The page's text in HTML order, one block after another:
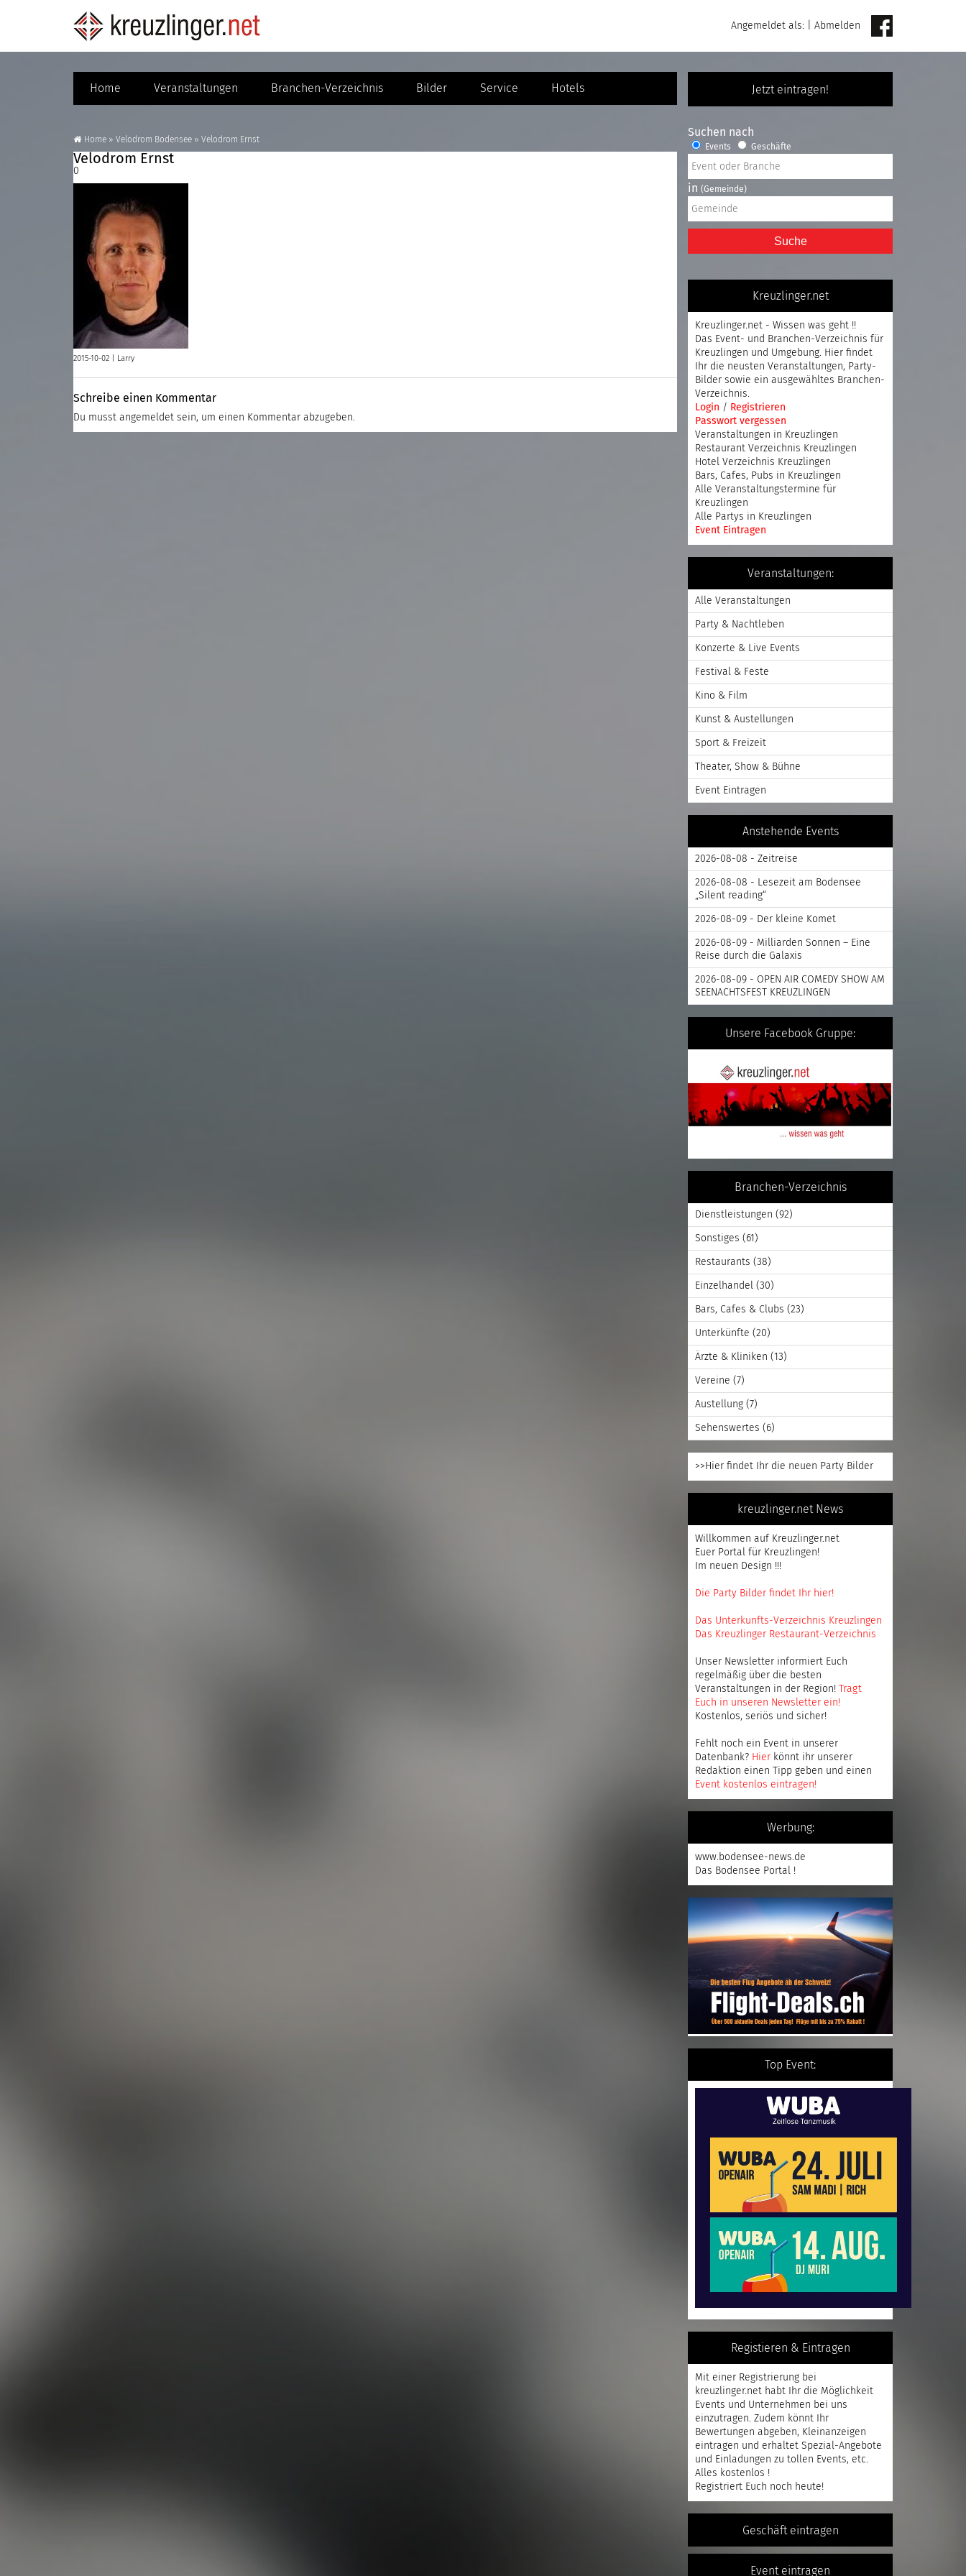
Angemeldet als: Abmelden
Jetzt eintragen!
Home Veranstaltungen Branchen-Verzeichnis Bilder Service Hotels
Home » Velodrom Bodensee » Velodrom Ernst
Velodrom Ernst
0
2015-10-02 | Larry
Schreibe einen Kommentar
Du musst angemeldet sein, um einen Kommentar abzugeben.
Suchen nach
Events Geschäfte
in (Gemeinde)
Suche
Kreuzlinger.net
Kreuzlinger.net - Wissen was geht !!
Das Event- und Branchen-Verzeichnis für
Kreuzlingen und Umgebung. Hier findet
Ihr die neusten Veranstaltungen, Party-
Bilder sowie ein ausgewähltes Branchen-
Verzeichnis.
Login / Registrieren
Passwort vergessen
Veranstaltungen in Kreuzlingen
Restaurant Verzeichnis Kreuzlingen
Hotel Verzeichnis Kreuzlingen
Bars, Cafes, Pubs in Kreuzlingen
Alle Veranstaltungstermine für
Kreuzlingen
Alle Partys in Kreuzlingen
Event Eintragen
Veranstaltungen:
Alle Veranstaltungen
Party & Nachtleben
Konzerte & Live Events
Festival & Feste
Kino & Film
Kunst & Austellungen
Sport & Freizeit
Theater, Show & Bühne
Event Eintragen
Anstehende Events
2026-08-08 - Zeitreise
2026-08-08 - Lesezeit am Bodensee
„Silent reading“
2026-08-09 - Der kleine Komet
2026-08-09 - Milliarden Sonnen – Eine
Reise durch die Galaxis
2026-08-09 - OPEN AIR COMEDY SHOW AM
SEENACHTSFEST KREUZLINGEN
Unsere Facebook Gruppe:
Branchen-Verzeichnis
Dienstleistungen (92)
Sonstiges (61)
Restaurants (38)
Einzelhandel (30)
Bars, Cafes & Clubs (23)
Unterkünfte (20)
Ärzte & Kliniken (13)
Vereine (7)
Austellung (7)
Sehenswertes (6)
>>Hier findet Ihr die neuen Party Bilder
kreuzlinger.net News
Willkommen auf Kreuzlinger.net
Euer Portal für Kreuzlingen!
Im neuen Design !!!
Die Party Bilder findet Ihr hier!
Das Unterkunfts-Verzeichnis Kreuzlingen
Das Kreuzlinger Restaurant-Verzeichnis
Unser Newsletter informiert Euch
regelmäßig über die besten
Veranstaltungen in der Region! Tragt
Euch in unseren Newsletter ein!
Kostenlos, seriös und sicher!
Fehlt noch ein Event in unserer
Datenbank? Hier könnt ihr unserer
Redaktion einen Tipp geben und einen
Event kostenlos eintragen!
Werbung:
www.bodensee-news.de
Das Bodensee Portal !
Top Event:
Registieren & Eintragen
Mit einer Registrierung bei
kreuzlinger.net habt Ihr die Möglichkeit
Events und Unternehmen bei uns
einzutragen. Zudem könnt Ihr
Bewertungen abgeben, Kleinanzeigen
eintragen und erhaltet Spezial-Angebote
und Einladungen zu tollen Events, etc.
Alles kostenlos !
Registriert Euch noch heute!
Geschäft eintragen
Event eintragen